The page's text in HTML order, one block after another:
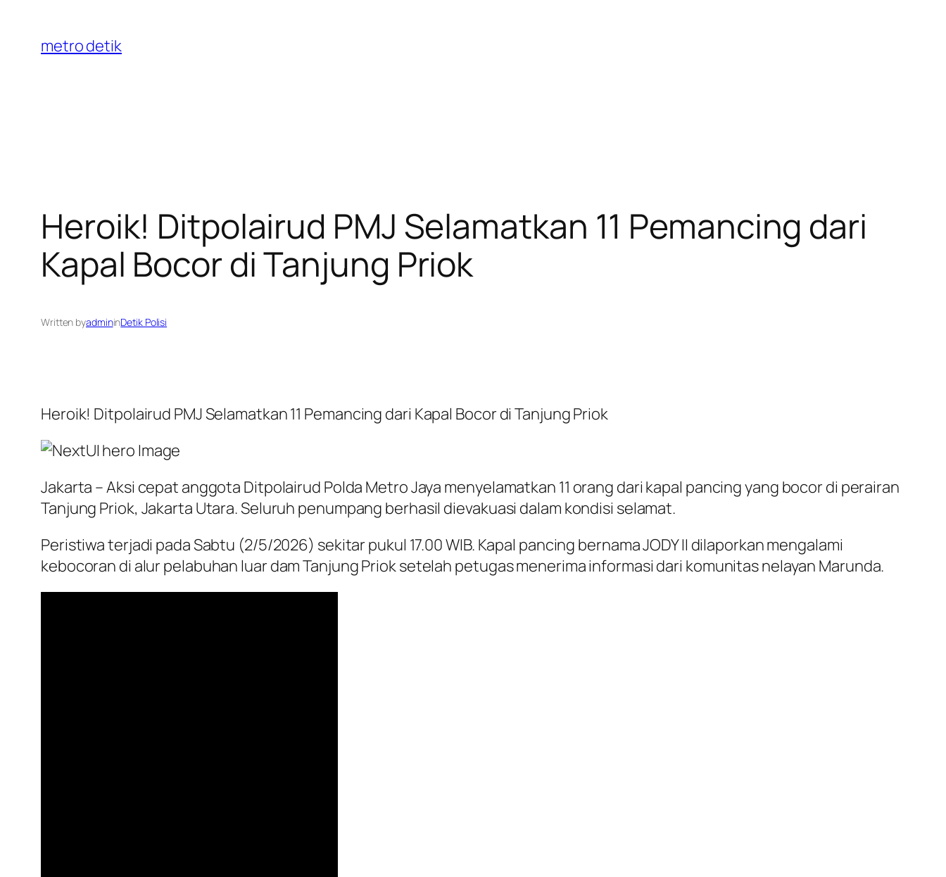
content
metro detik
Heroik! Ditpolairud PMJ Selamatkan 11 Pemancing dari
Kapal Bocor di Tanjung Priok
Written byadmininDetik Polisi
Heroik! Ditpolairud PMJ Selamatkan 11 Pemancing dari Kapal Bocor di Tanjung Priok
Jakarta – Aksi cepat anggota Ditpolairud Polda Metro Jaya menyelamatkan 11 orang dari kapal pancing yang bocor di perairan
Tanjung Priok, Jakarta Utara. Seluruh penumpang berhasil dievakuasi dalam kondisi selamat.
Peristiwa terjadi pada Sabtu (2/5/2026) sekitar pukul 17.00 WIB. Kapal pancing bernama JODY II dilaporkan mengalami
kebocoran di alur pelabuhan luar dam Tanjung Priok setelah petugas menerima informasi dari komunitas nelayan Marunda.